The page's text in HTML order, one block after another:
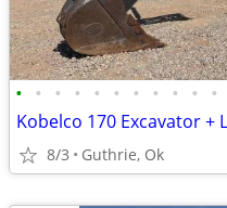
• • • • • • • • • • •
Kobelco 170 Excavator +
8/3 Guthrie, Ok